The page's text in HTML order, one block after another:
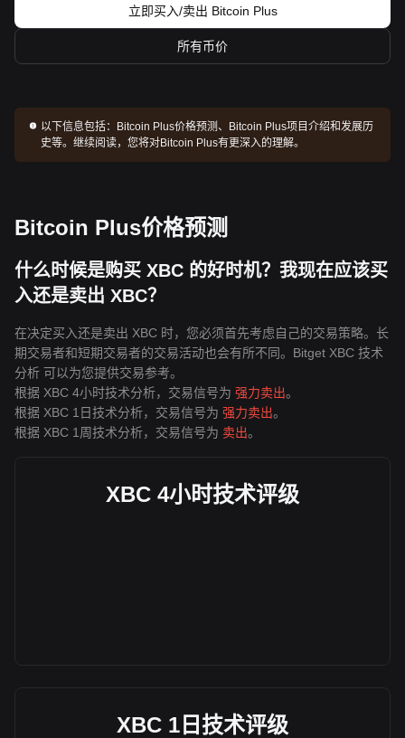
立即买入/卖出 Bitcoin Plus
所有币价
以下信息包括：
Bitcoin Plus价格预测、Bitcoin Plus项目介绍和发展历
史等。继续阅读，您将对Bitcoin Plus有更深入的理解。
Bitcoin Plus价格预测
什么时候是购买 XBC 的好时机？我现在应该买
入还是卖出 XBC？
在决定买入还是卖出 XBC 时，您必须首先考虑自己的交易策略。长
期交易者和短期交易者的交易活动也会有所不同。Bitget XBC 技术
分析 可以为您提供交易参考。
根据 XBC 4小时技术分析，交易信号为 强力卖出。
根据 XBC 1日技术分析，交易信号为 强力卖出。
根据 XBC 1周技术分析，交易信号为 卖出。
XBC 4小时技术评级
XBC 1日技术评级